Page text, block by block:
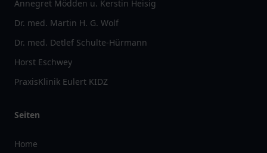
Annegret Mödden u. Kerstin Heisig
Dr. med. Martin H. G. Wolf
Dr. med. Detlef Schulte-Hürmann
Horst Eschwey
PraxisKlinik Eulert KIDZ
Seiten
Home